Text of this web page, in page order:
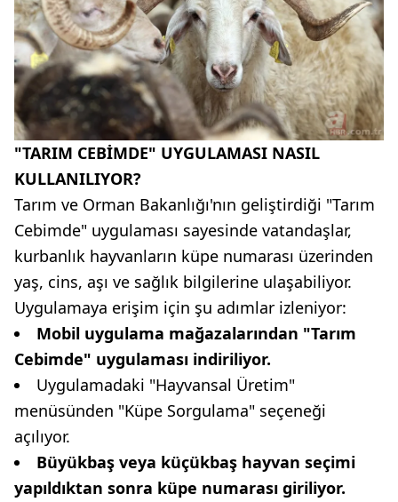
"TARIM CEBİMDE" UYGULAMASI NASIL
KULLANILIYOR?
Tarım ve Orman Bakanlığı'nın geliştirdiği "Tarım
Cebimde" uygulaması sayesinde vatandaşlar,
kurbanlık hayvanların küpe numarası üzerinden
yaş, cins, aşı ve sağlık bilgilerine ulaşabiliyor.
Uygulamaya erişim için şu adımlar izleniyor:
Mobil uygulama mağazalarından "Tarım
Cebimde" uygulaması indiriliyor.
Uygulamadaki "Hayvansal Üretim"
menüsünden "Küpe Sorgulama" seçeneği
açılıyor.
Büyükbaş veya küçükbaş hayvan seçimi
yapıldıktan sonra küpe numarası giriliyor.